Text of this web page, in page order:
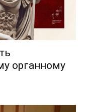
органному